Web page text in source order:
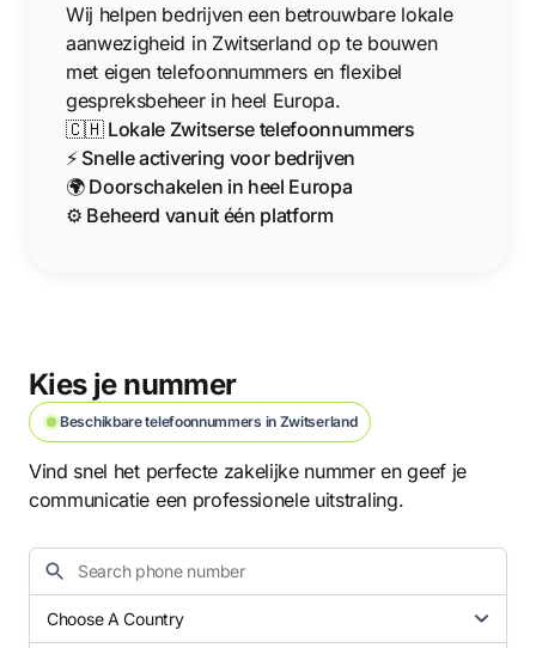
Wij helpen bedrijven een betrouwbare lokale
aanwezigheid in Zwitserland op te bouwen
met eigen telefoonnummers en flexibel
gespreksbeheer in heel Europa.
🇨🇭 Lokale Zwitserse telefoonnummers
⚡ Snelle activering voor bedrijven
🌍 Doorschakelen in heel Europa
⚙️ Beheerd vanuit één platform
Kies je nummer
Beschikbare telefoonnummers in Zwitserland
Vind snel het perfecte zakelijke nummer en geef je
communicatie een professionele uitstraling.
Choose A Country